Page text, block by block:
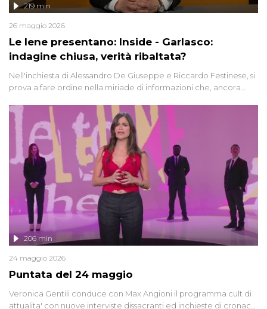
Le Iene presentano: Inside - Garlasco:
indagine chiusa, verità ribaltata?
219 min
26 maggio 2026
Nell'inchiesta di Alessandro De Giuseppe e Riccardo Festinese, si
prova a fare ordine nella miriade di informazioni che, ancora
giudiziarie più discusse degli ultimi anni. Lo speciale ricostruisce la
vicenda mettendo in fila testimonianze, errori, dettagli
controversi e i protagonisti di un'indagine che sembra non avere
fine.
Puntata del 24 maggio
206 min
24 maggio 2026
Veronica Gentili conduce con Max Angioni il programma cult di
attualita' con nuove interviste dissacranti ed inchieste di cronaca